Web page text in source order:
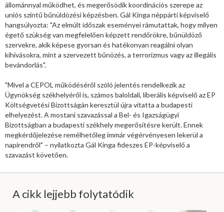
állománnyal működhet, és megerősödik koordinációs szerepe az
uniós szintű bűnüldözési képzésben. Gál Kinga néppárti képviselő
hangsúlyozta: "Az elmúlt időszak eseményei rámutattak, hogy milyen
égető szükség van megfelelően képzett rendőrökre, bűnüldöző
szervekre, akik képese gyorsan és hatékonyan reagálni olyan
kihívásokra, mint a szervezett bűnözés, a terrorizmus vagy az illegális
bevándorlás".
"Mivel a CEPOL működéséről szóló jelentés rendelkezik az
Ügynökség székhelyéről is, számos baloldali, liberális képviselő az EP
Költségvetési Bizottságán keresztül újra vitatta a budapesti
elhelyezést. A mostani szavazással a Bel- és Igazságügyi
Bizottságban a budapesti székhely megerősítésre került. Ennek
megkérdőjelezése remélhetőleg immár végérvényesen lekerül a
napirendről" – nyilatkozta Gál Kinga fideszes EP-képviselő a
szavazást követően.
A cikk lejjebb folytatódik